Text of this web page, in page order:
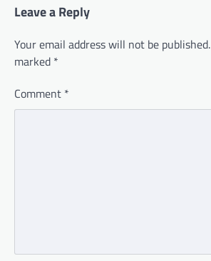
Leave a Reply
Your email address will not be published.
marked *
Comment *